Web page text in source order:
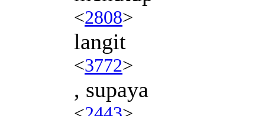
<2808>
langit
<3772>
, supaya